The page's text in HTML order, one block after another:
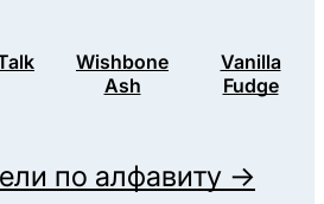
Wishbone
Ash
Vanilla
Fudge
по алфавиту →